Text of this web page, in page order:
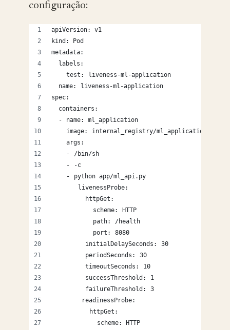
configuração:
apiVersion: v1
kind: Pod
metadata:
  labels:
    test: liveness-ml-application
  name: liveness-ml-application
spec:
  containers:
  - name: ml_application
    image: internal_registry/ml_application
    args:
    - /bin/sh
    - -c
    - python app/ml_api.py
       livenessProbe:
         httpGet:
           scheme: HTTP
           path: /health
           port: 8080
         initialDelaySeconds: 30
         periodSeconds: 30
         timeoutSeconds: 10
         successThreshold: 1
         failureThreshold: 3
        readinessProbe:
          httpGet:
            scheme: HTTP